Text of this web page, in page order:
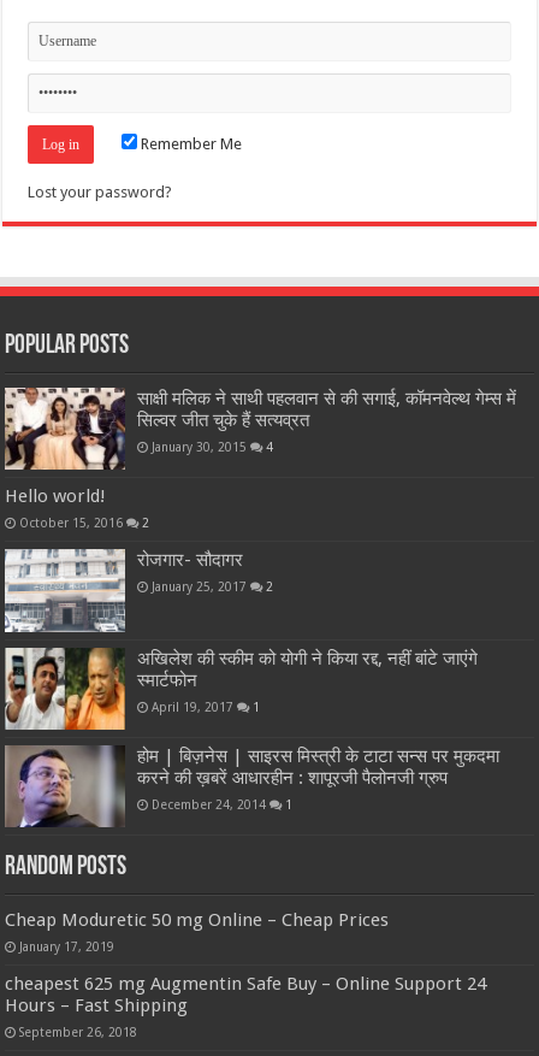
Remember Me
Lost your password?
Popular Posts
साक्षी मलिक ने साथी पहलवान से की सगाई, कॉमनवेल्थ गेम्स में
सिल्वर जीत चुके हैं सत्यव्रत
January 30, 2015 4
Hello world!
October 15, 2016 2
रोजगार- सौदागर
January 25, 2017 2
अखिलेश की स्कीम को योगी ने किया रद्द, नहीं बांटे जाएंगे
स्मार्टफोन
April 19, 2017 1
होम | बिज़नेस | साइरस मिस्त्री के टाटा सन्स पर मुकदमा
करने की ख़बरें आधारहीन : शापूरजी पैलोनजी ग्रुप
December 24, 2014 1
Random Posts
Cheap Moduretic 50 mg Online – Cheap Prices
January 17, 2019
cheapest 625 mg Augmentin Safe Buy – Online Support 24
Hours – Fast Shipping
September 26, 2018